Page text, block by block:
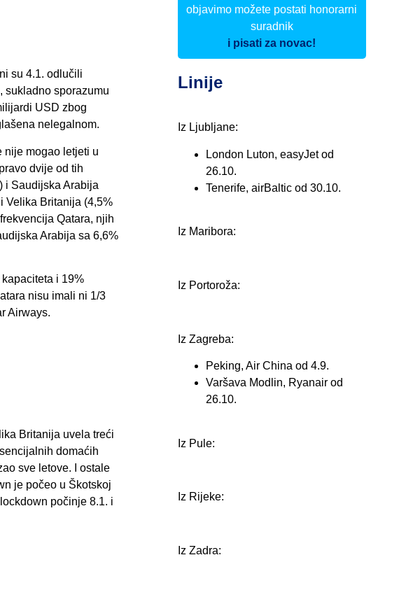
su 4.1. odlučili
sukladno sporazumu
USD zbog
nelegalnom.
nije mogao letjeti u
dvije od tih
i Saudijska Arabija
Velika Britanija (4,5%
Qatara, njih
Arabija sa 6,6%
i 19%
nisu imali ni 1/3
Airways.
Britanija uvela treći
domaćih
sve letove. I ostale
je počeo u Škotskoj
počinje 8.1. i
objavimo možete postati honorarni
suradnik
i pisati za novac!
Linije
Iz Ljubljane:
London Luton, easyJet od
26.10.
Tenerife, airBaltic od 30.10.
Iz Maribora:
Iz Portoroža:
Iz Zagreba:
Peking, Air China od 4.9.
Varšava Modlin, Ryanair od
26.10.
Iz Pule:
Iz Rijeke:
Iz Zadra: